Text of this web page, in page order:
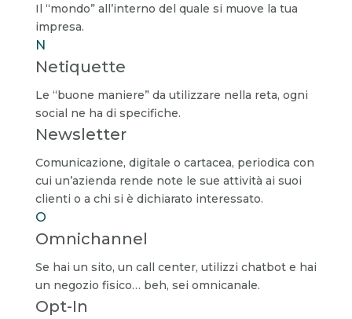
Il “mondo” all’interno del quale si muove la tua
impresa.
N
Netiquette
Le “buone maniere” da utilizzare nella reta, ogni
social ne ha di specifiche.
Newsletter
Comunicazione, digitale o cartacea, periodica con
cui un’azienda rende note le sue attività ai suoi
clienti o a chi si è dichiarato interessato.
O
Omnichannel
Se hai un sito, un call center, utilizzi chatbot e hai
un negozio fisico… beh, sei omnicanale.
Opt-In